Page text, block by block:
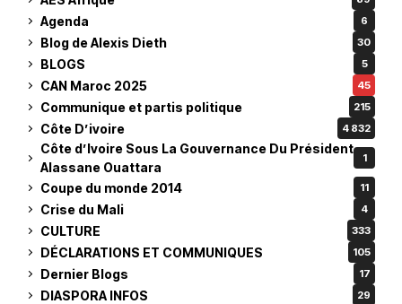
Agenda 6
Blog de Alexis Dieth 30
BLOGS 5
CAN Maroc 2025 45
Communique et partis politique 215
Côte D’ivoire 4 832
Côte d’Ivoire Sous La Gouvernance Du Président
Alassane Ouattara
1
Coupe du monde 2014 11
Crise du Mali 4
CULTURE 333
DÉCLARATIONS ET COMMUNIQUES 105
Dernier Blogs 17
DIASPORA INFOS 29